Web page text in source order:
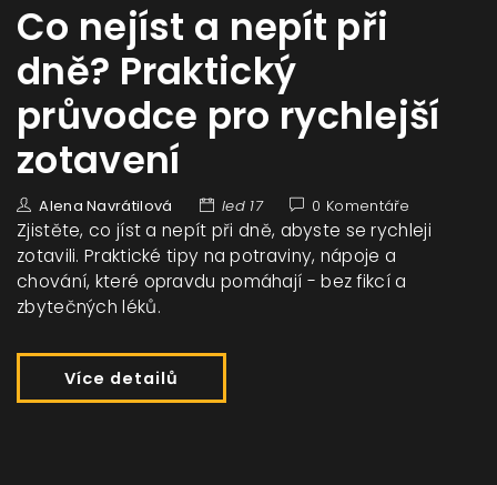
Co nejíst a nepít při
dně? Praktický
průvodce pro rychlejší
zotavení
Alena Navrátilová led 17 0 Komentáře
Zjistěte, co jíst a nepít při dně, abyste se rychleji
zotavili. Praktické tipy na potraviny, nápoje a
chování, které opravdu pomáhají - bez fikcí a
zbytečných léků.
Více detailů